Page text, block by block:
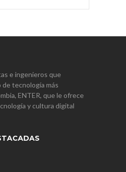
e ingenieros que
de tecnología más
ENTER, que le ofrece
y cultura digital